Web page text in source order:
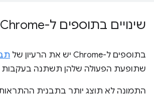
שינויים בתוספים ל-Chrome
בתוספים ל-Chrome יש את הרעיון של
שתופעת הפעולה שלהן תשתנה בעקבות
התמונה לא תוצג יותר בתבנית